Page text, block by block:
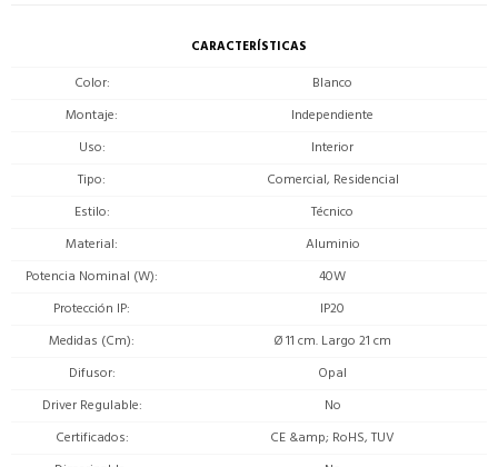
CARACTERÍSTICAS
Color
Blanco
Montaje
Independiente
Uso
Interior
Tipo
Comercial, Residencial
Estilo
Técnico
Material
Aluminio
Potencia Nominal (W)
40W
Protección IP
IP20
Medidas (Cm)
Ø 11 cm. Largo 21 cm
Difusor
Opal
Driver Regulable
No
Certificados
CE &amp; RoHS, TUV